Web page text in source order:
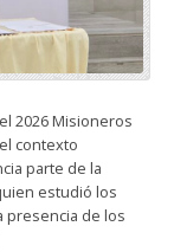
2026 Misioneros
contexto
parte de la
estudió los
presencia de los